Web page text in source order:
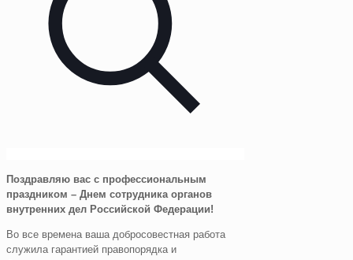
Поздравляю вас с профессиональным
праздником – Днем сотрудника органов
внутренних дел Российской Федерации!
Во все времена ваша добросовестная работа
служила гарантией правопорядка и